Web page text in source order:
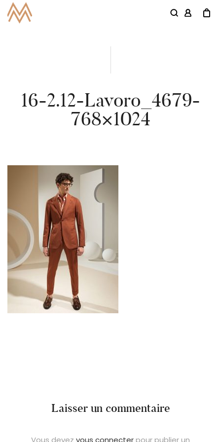
16-2.12-Lavoro_4679-
768×1024
Laisser un commentaire
Vous devez vous connecterpour publier un